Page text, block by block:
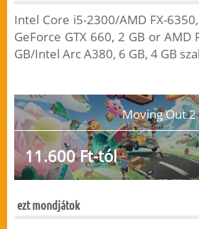
Intel Core i5-2300/AMD FX-
GeForce GTX 660, 2 GB or AMD
GB/Intel Arc A380, 6 GB, 4 GB
Moving Out 2
11.600 Ft-tól
ezt mondjátok